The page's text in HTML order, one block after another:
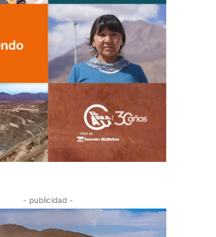
- publicidad -